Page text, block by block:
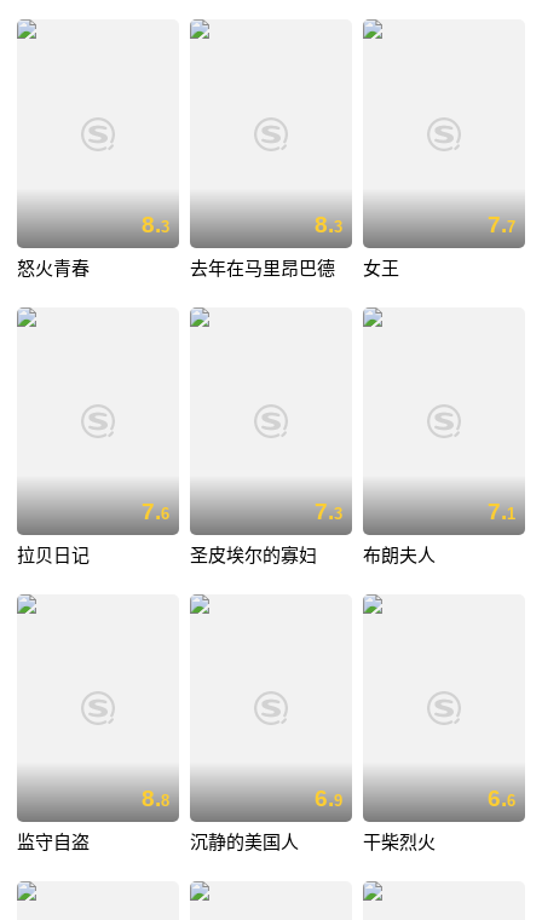
8.3
怒火青春
8.3
去年在马里昂巴德
7.7
女王
7.6
拉贝日记
7.3
圣皮埃尔的寡妇
7.1
布朗夫人
8.8
监守自盗
6.9
沉静的美国人
6.6
干柴烈火